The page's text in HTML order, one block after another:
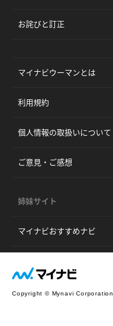
お詫びと訂正
マイナビウーマンとは
利用規約
個人情報の取扱いについて
ご意見・ご感想
姉妹サイト
マイナビおすすめナビ
Copyright © Mynavi Corporation